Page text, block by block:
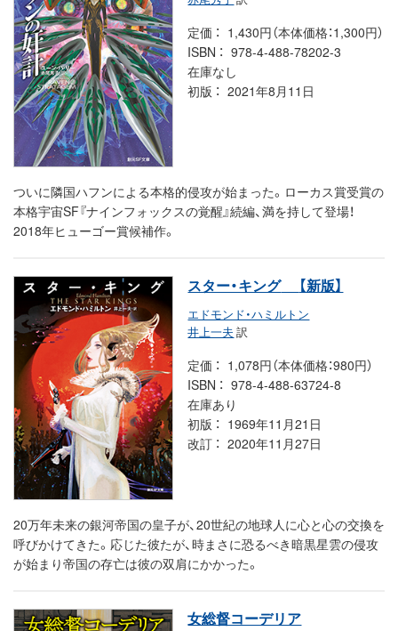
定価
1,430円（本体価格：1,300円）
ISBN
978-4-488-78202-3
在庫なし
初版
2021年8月11日
ついに隣国ハフンによる本格的侵攻が始まった。ローカス賞受賞の
本格宇宙SF『ナインフォックスの覚醒』続編、満を持して登場！
2018年ヒューゴー賞候補作。
スター・キング 【新版】
エドモンド・ハミルトン
井上一夫 訳
定価
1,078円（本体価格：980円）
ISBN
978-4-488-63724-8
在庫あり
初版
1969年11月21日
改訂
2020年11月27日
20万年未来の銀河帝国の皇子が、20世紀の地球人に心と心の交換を
呼びかけてきた。応じた彼たが、時まさに恐るべき暗黒星雲の侵攻
が始まり帝国の存亡は彼の双肩にかかった。
女総督コーデリア